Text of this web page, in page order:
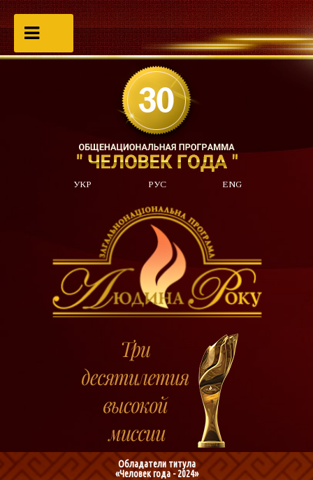
УКР РУС ENG
Обладатели титула
«Человек года - 2024»